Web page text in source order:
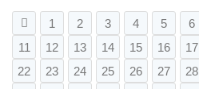
1 2 3 4 5 6
11
12 13 14 15 16 17
22
23 24 25 26 27 28